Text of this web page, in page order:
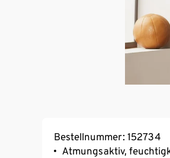
Bestellnummer: 152734
Atmungsaktiv,